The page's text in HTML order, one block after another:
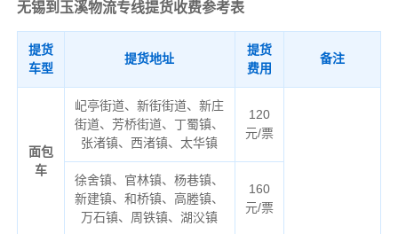
无锡到玉溪物流专线提货收费参考表
提货
车型
提货地址
提货
费用
备注
面包
车
屺亭街道、新街街道、新庄
街道、芳桥街道、丁蜀镇、
张渚镇、西渚镇、太华镇
120
元/票
徐舍镇、官林镇、杨巷镇、
新建镇、和桥镇、高塍镇、
万石镇、周铁镇、湖㳇镇
160
元/票